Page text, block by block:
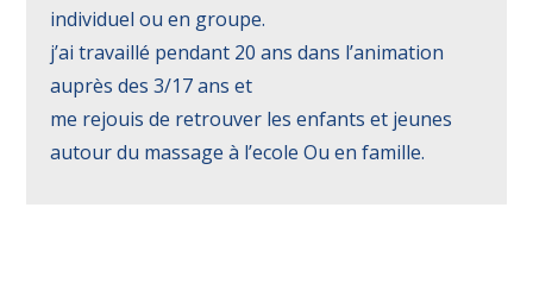
individuel ou en groupe.
j’ai travaillé pendant 20 ans dans l’animation
auprès des 3/17 ans et
me rejouis de retrouver les enfants et jeunes
autour du massage à l’ecole Ou en famille.